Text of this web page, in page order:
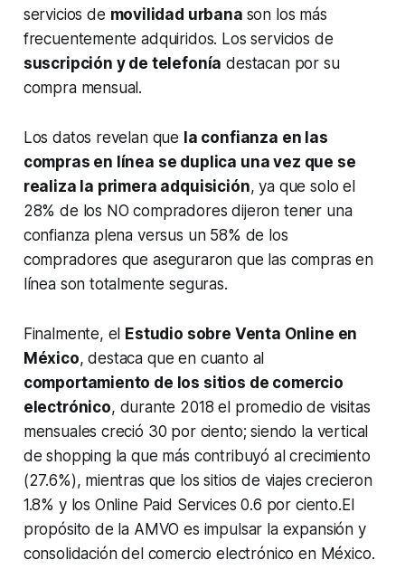
servicios de movilidad urbana son los más
frecuentemente adquiridos. Los servicios de
suscripción y de telefonía destacan por su
compra mensual.
Los datos revelan que la confianza en las
compras en línea se duplica una vez que se
realiza la primera adquisición, ya que solo el
28% de los NO compradores dijeron tener una
confianza plena versus un 58% de los
compradores que aseguraron que las compras en
línea son totalmente seguras.
Finalmente, el Estudio sobre Venta Online en
México, destaca que en cuanto al
comportamiento de los sitios de comercio
electrónico, durante 2018 el promedio de visitas
mensuales creció 30 por ciento; siendo la vertical
de shopping la que más contribuyó al crecimiento
(27.6%), mientras que los sitios de viajes crecieron
1.8% y los Online Paid Services 0.6 por ciento.El
propósito de la AMVO es impulsar la expansión y
consolidación del comercio electrónico en México.